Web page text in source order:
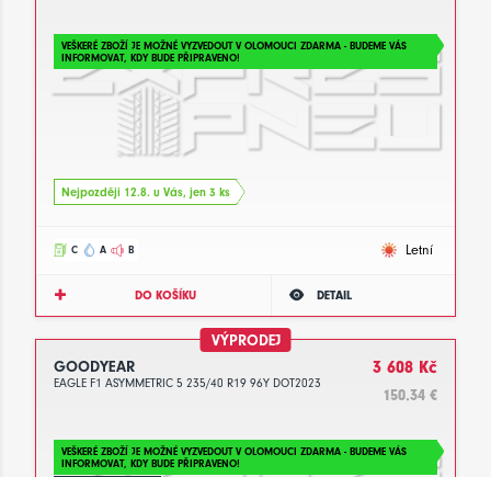
VEŠKERÉ ZBOŽÍ JE MOŽNÉ VYZVEDOUT V OLOMOUCI ZDARMA - BUDEME VÁS
INFORMOVAT, KDY BUDE PŘIPRAVENO!
Nejpozději 12.8. u Vás, jen 3 ks
C A B Letní
DO KOŠÍKU DETAIL
VÝPRODEJ
GOODYEAR
EAGLE F1 ASYMMETRIC 5 235/40 R19 96Y DOT2023
3 608 Kč
150.34 €
VEŠKERÉ ZBOŽÍ JE MOŽNÉ VYZVEDOUT V OLOMOUCI ZDARMA - BUDEME VÁS
INFORMOVAT, KDY BUDE PŘIPRAVENO!